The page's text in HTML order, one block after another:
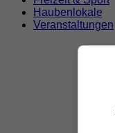
Haubenlokale
Veranstaltungen